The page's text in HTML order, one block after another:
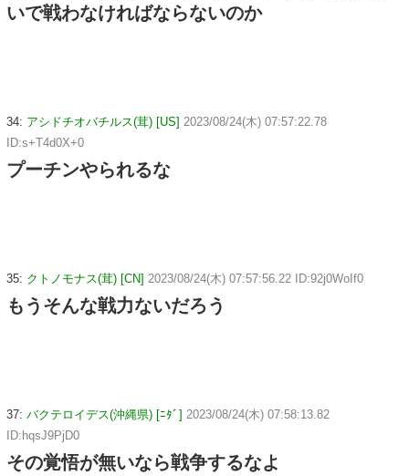
いで戦わなければならないのか
34: アシドチオバチルス(茸) [US] 2023/08/24(木) 07:57:22.78
ID:s+T4d0X+0
プーチンやられるな
35: クトノモナス(茸) [CN] 2023/08/24(木) 07:57:56.22 ID:92j0WoIf0
もうそんな戦力ないだろう
37: バクテロイデス(沖縄県) [ﾆﾀﾞ] 2023/08/24(木) 07:58:13.82
ID:hqsJ9PjD0
その覚悟が無いなら戦争するなよ